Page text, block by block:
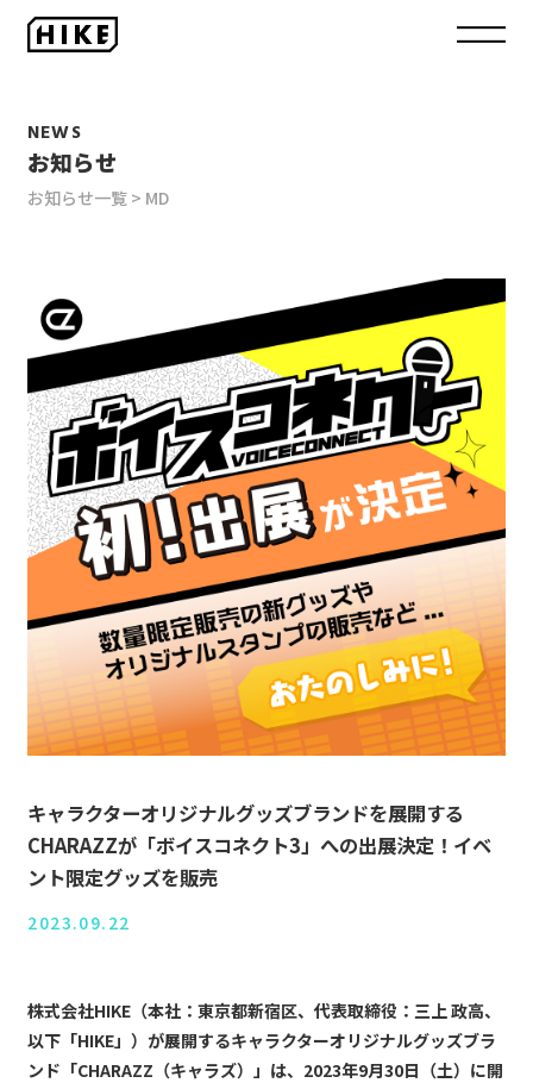
NEWS
お知らせ
お知らせ一覧 MD
キャラクターオリジナルグッズブランドを展開する
CHARAZZが「ボイスコネクト3」への出展決定！イベ
ント限定グッズを販売
2023.09.22
株式会社HIKE（本社：東京都新宿区、代表取締役：三上 政高、
以下「HIKE」）が展開するキャラクターオリジナルグッズブラ
ンド「CHARAZZ（キャラズ）」は、2023年9月30日（土）に開